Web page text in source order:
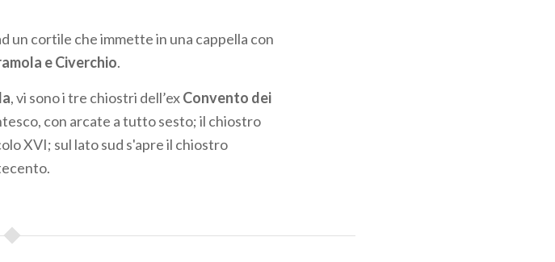
un cortile che immette in una cappella con
e Civerchio.
, vi sono i tre chiostri dell’exConvento dei
con arcate a tutto sesto; il chiostro
XVI; sul lato sud s'apre il chiostro